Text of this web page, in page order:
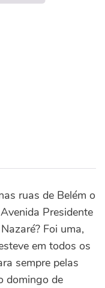
ruas de Belém o
Presidente
Foi uma,
em todos os
sempre pelas
domingo de